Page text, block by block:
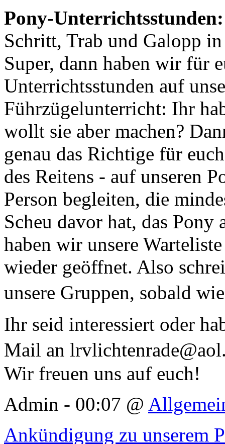
Pony-Unterrichtsstunden:
Schritt, Trab und Galopp
Super, dann haben wir für
Unterrichtsstunden auf
Führzügelunterricht: Ihr
wollt sie aber machen?
genau das Richtige für
des Reitens - auf unseren
Person begleiten, die
Scheu davor hat, das
haben wir unsere
wieder geöffnet. Also
unsere Gruppen, sobald
Ihr seid interessiert oder
Mail an
Wir freuen uns auf euch!
Admin - 00:07 @
Ankündigung zu unserem